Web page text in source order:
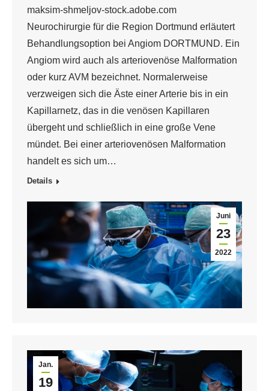
maksim-shmeljov-stock.adobe.com
Neurochirurgie für die Region Dortmund erläutert
Behandlungsoption bei Angiom DORTMUND. Ein
Angiom wird auch als arteriovenöse Malformation
oder kurz AVM bezeichnet. Normalerweise
verzweigen sich die Äste einer Arterie bis in ein
Kapillarnetz, das in die venösen Kapillaren
übergeht und schließlich in eine große Vene
mündet. Bei einer arteriovenösen Malformation
handelt es sich um…
Details
Juni
23
2022
Jan.
19